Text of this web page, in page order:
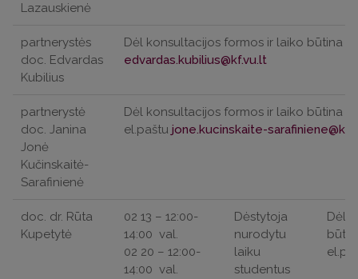
Lazauskienė
partnerystės
doc. Edvardas
Kubilius
Dėl konsultacijos formos ir laiko būtina
partnerystė
doc. Janina
Jonė
Kučinskaitė-
Sarafinienė
Dėl konsultacijos formos ir laiko būtina
el.paštu
doc. dr. Rūta
Kupetytė
02 13 – 12:00-
14:00 val.
02 20 – 12:00-
14:00 val.
Dėstytoja
nurodytu
laiku
studentus
Dėl